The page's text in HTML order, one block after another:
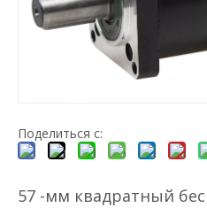
Поделиться с:
57 -мм квадратный